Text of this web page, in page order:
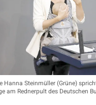
Hanna Steinmüller (Grüne)
am Rednerpult des Deutschen